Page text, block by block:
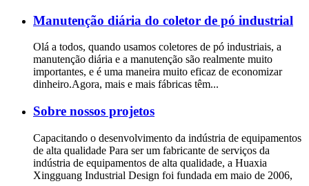
Manutenção diária do coletor de pó industrial
Olá a todos, quando usamos coletores de pó industriais, a
manutenção diária e a manutenção são realmente muito
importantes, e é uma maneira muito eficaz de economizar
dinheiro.Agora, mais e mais fábricas têm...
Sobre nossos projetos
Capacitando o desenvolvimento da indústria de equipamentos
de alta qualidade Para ser um fabricante de serviços da
indústria de equipamentos de alta qualidade, a Huaxia
Xingguang Industrial Design foi fundada em maio de 2006,